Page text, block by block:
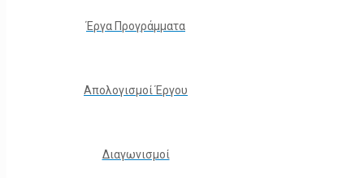
Έργα Προγράμματα
Απολογισμοί Έργου
Διαγωνισμοί